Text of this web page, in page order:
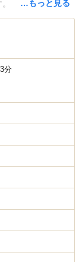
…もっと見る
分